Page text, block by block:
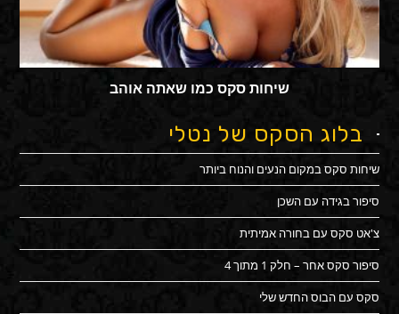
שיחות סקס כמו שאתה אוהב
בלוג הסקס של נטלי
שיחות סקס במקום הנעים והנוח ביותר
סיפור בגידה עם השכן
צ'אט סקס עם בחורה אמיתית
סיפור סקס אחר – חלק 1 מתוך 4
סקס עם הבוס החדש שלי